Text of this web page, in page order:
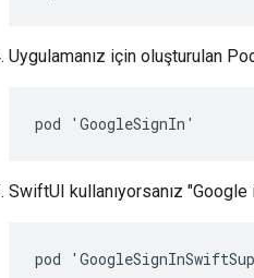
Uygulamanız için oluşturulan
pod 'GoogleSignIn'
SwiftUI kullanıyorsanız
pod